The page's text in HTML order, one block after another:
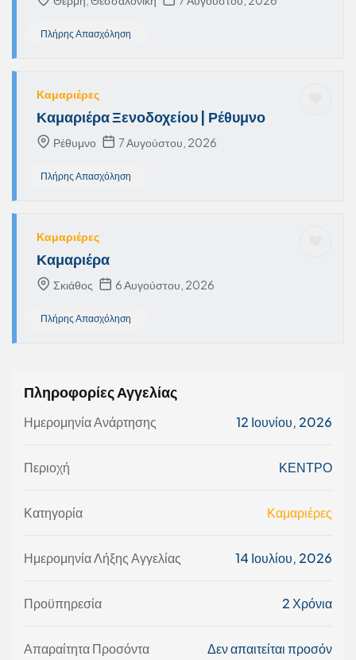
Πλήρης Απασχόληση
Καμαριέρες
Καμαριέρα Ξενοδοχείου | Ρέθυμνο
Ρέθυμνο 7 Αυγούστου, 2026
Πλήρης Απασχόληση
Καμαριέρες
Καμαριέρα
Σκιάθος 6 Αυγούστου, 2026
Πλήρης Απασχόληση
Πληροφορίες Αγγελίας
Ημερομηνία Ανάρτησης 12 Ιουνίου, 2026
Περιοχή ΚΕΝΤΡΟ
Κατηγορία Καμαριέρες
Ημερομηνία Λήξης Αγγελίας 14 Ιουλίου, 2026
Προϋπηρεσία 2 Χρόνια
Απαραίτητα Προσόντα Δεν απαιτείται προσόν